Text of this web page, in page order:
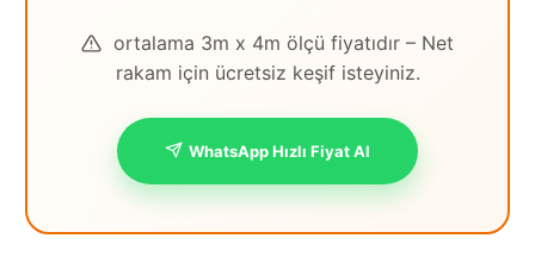
ortalama 3m x 4m ölçü fiyatıdır – Net
rakam için ücretsiz keşif isteyiniz.
WhatsApp Hızlı Fiyat Al
Houston
İstanbul
Anadolu
İstanbul